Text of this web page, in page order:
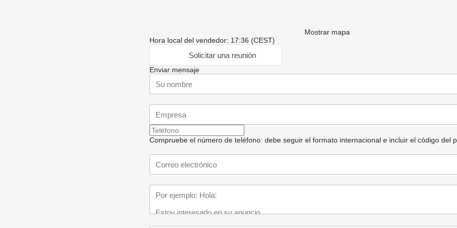
Mostrar mapa
Hora local del vendedor: 17:36 (CEST)
Solicitar una reunión
Enviar mensaje
Compruebe el número de teléfono: debe seguir el formato internacional e incluir el código del